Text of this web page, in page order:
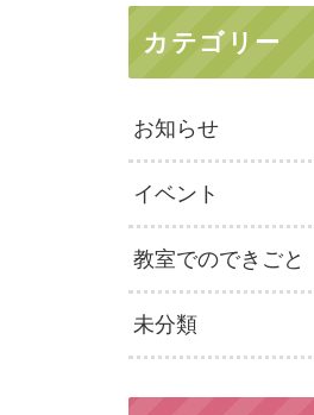
カテゴリー
お知らせ
イベント
教室でのできごと
未分類